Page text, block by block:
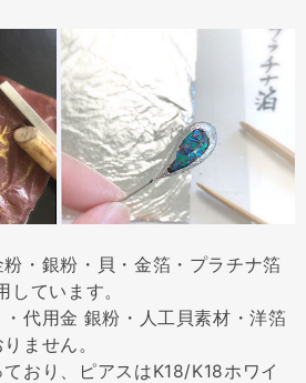
・銀粉・貝・金箔・プラチナ箔
ています。
代用金 銀粉・人工貝素材・洋箔
ません。
おり、ピアスはK18/K18ホワイ